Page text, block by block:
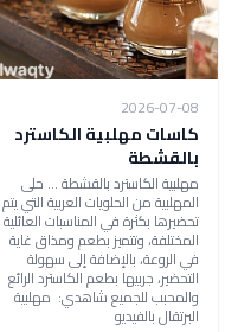
2026-07-08
كاسات مهلبية الكاسترد
بالقشطة
مهلبية الكاسترد بالقشطة ... حلى
المهلبية من الحلويات العربية التي يتم
تحضيرها بكثرة في المناسبات العائلية
المختلفة، وتتميز بطعم ومذاق غاية
في الروعة، بالإضافة إلى سهولة
التحضير، جربيها بطعم الكاسترد الرائع
والمحبب للجميع شاهدي: مهلبية
البرتقال بالفيديو